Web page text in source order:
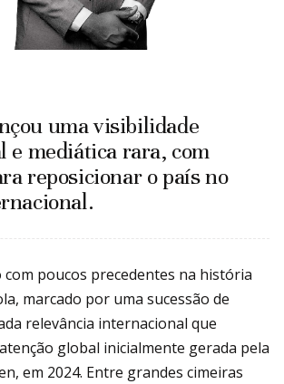
uma visibilidade
e mediática rara, com
reposicionar o país no
com poucos precedentes na história
marcado por uma sucessão de
relevância internacional que
global inicialmente gerada pela
em 2024. Entre grandes cimeiras